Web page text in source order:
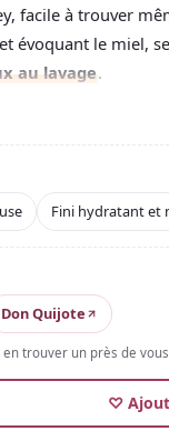
facile à trouver
évoquant le miel,
au lavage.
sa belle mousse,
amener des
avec une note
d'essai permet
Fini hydratant et
Don Quijote
trouver un près de
♡